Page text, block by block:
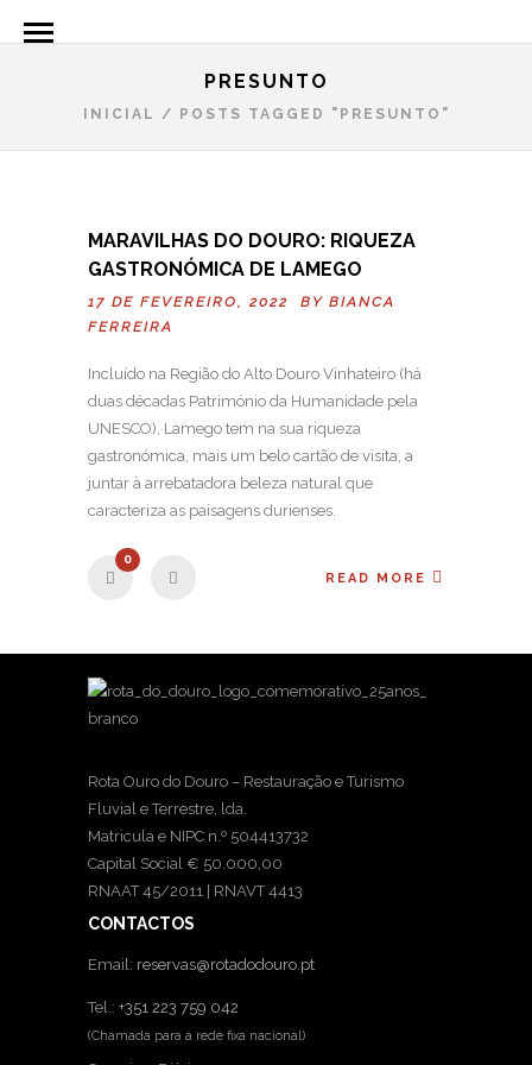
PRESUNTO
INICIAL / POSTS TAGGED "PRESUNTO"
MARAVILHAS DO DOURO: RIQUEZA
GASTRONÓMICA DE LAMEGO
17 DE FEVEREIRO, 2022 BY BIANCA
FERREIRA
Incluído na Região do Alto Douro Vinhateiro (há
duas décadas Património da Humanidade pela
UNESCO), Lamego tem na sua riqueza
gastronómica, mais um belo cartão de visita, a
juntar à arrebatadora beleza natural que
caracteriza as paisagens durienses.
0
READ MORE
Rota Ouro do Douro – Restauração e Turismo
Fluvial e Terrestre, lda.
Matricula e NIPC n.º 504413732
Capital Social € 50.000,00
RNAAT 45/2011 | RNAVT 4413
CONTACTOS
Email: reservas@rotadodouro.pt
Tel.: +351 223 759 042
(Chamada para a rede fixa nacional)